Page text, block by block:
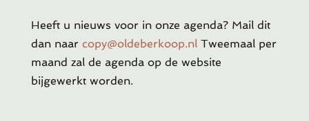
Heeft u nieuws voor in onze agenda? Mail dit
dan naar copy@oldeberkoop.nl Tweemaal per
maand zal de agenda op de website
bijgewerkt worden.